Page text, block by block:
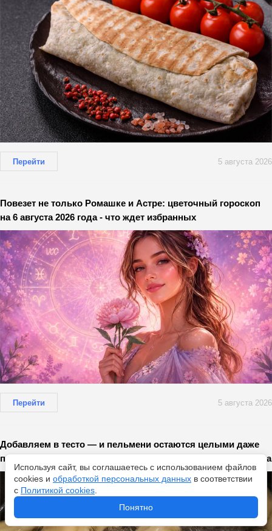
Перейти 5 августа 2026
Повезет не только Ромашке и Астре: цветочный гороскоп
на 6 августа 2026 года - что ждет избранных
Перейти 5 августа 2026
Добавляем в тесто — и пельмени остаются целыми даже
после долгой варки: не ингредиент, а палочка-выручалочка
Используя сайт, вы соглашаетесь с использованием файлов
cookies и обработкой персональных данных в соответствии
с Политикой cookies
Понятно